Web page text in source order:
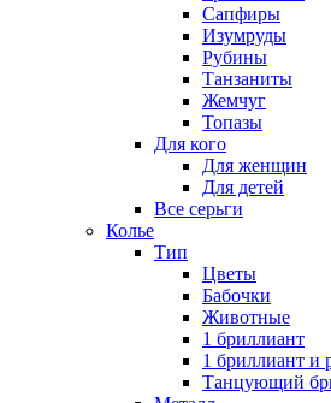
Сапфиры
Изумруды
Рубины
Танзаниты
Жемчуг
Топазы
Для кого
Для женщин
Для детей
Все серьги
Колье
Тип
Цветы
Бабочки
Животные
1 бриллиант
1 бриллиант и
Танцующий